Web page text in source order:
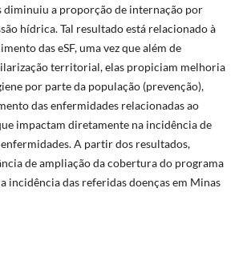
a proporção de internação por
hídrica. Tal resultado está relacionado à
das eSF, uma vez que além de
territorial, elas propiciam melhoria
por parte da população (prevenção),
das enfermidades relacionadas ao
impactam diretamente na incidência de
A partir dos resultados,
de ampliação da cobertura do programa
incidência das referidas doenças em Minas